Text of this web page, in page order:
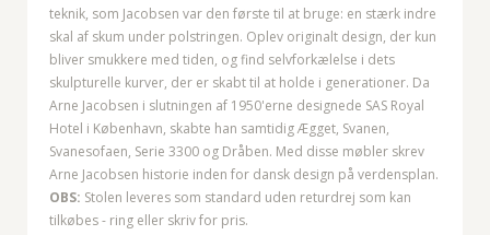
teknik, som Jacobsen var den første til at bruge: en stærk indre
skal af skum under polstringen. Oplev originalt design, der kun
bliver smukkere med tiden, og find selvforkælelse i dets
skulpturelle kurver, der er skabt til at holde i generationer. Da
Arne Jacobsen i slutningen af 1950'erne designede SAS Royal
Hotel i København, skabte han samtidig Ægget, Svanen,
Svanesofaen, Serie 3300 og Dråben. Med disse møbler skrev
Arne Jacobsen historie inden for dansk design på verdensplan.
OBS: Stolen leveres som standard uden returdrej som kan
tilkøbes - ring eller skriv for pris.